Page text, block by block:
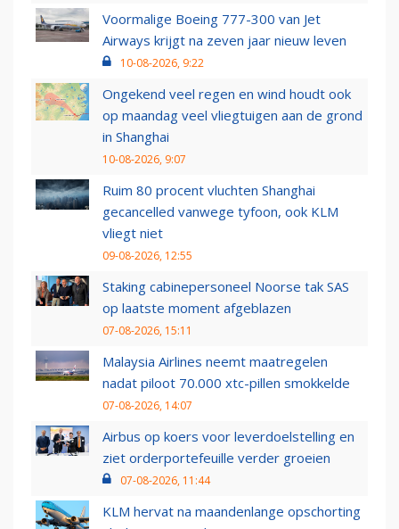
Voormalige Boeing 777-300 van Jet
Airways krijgt na zeven jaar nieuw leven
10-08-2026, 9:22
Ongekend veel regen en wind houdt ook
op maandag veel vliegtuigen aan de grond
in Shanghai
10-08-2026, 9:07
Ruim 80 procent vluchten Shanghai
gecancelled vanwege tyfoon, ook KLM
vliegt niet
09-08-2026, 12:55
Staking cabinepersoneel Noorse tak SAS
op laatste moment afgeblazen
07-08-2026, 15:11
Malaysia Airlines neemt maatregelen
nadat piloot 70.000 xtc-pillen smokkelde
07-08-2026, 14:07
Airbus op koers voor leverdoelstelling en
ziet orderportefeuille verder groeien
07-08-2026, 11:44
KLM hervat na maandenlange opschorting